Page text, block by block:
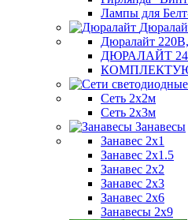
Лампы для
Дюралайт
ДЮРАЛАЙТ
Сеть 2х2м
Сеть 2х3м
Занавесы
Занавес 2х1
Занавес 2х1.5
Занавес 2х2
Занавес 2х3
Занавес 2х6
Занавесы 2х9